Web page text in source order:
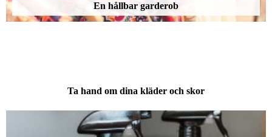
En hållbar garderob
Ta hand om dina kläder och skor